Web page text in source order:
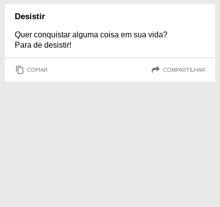
Desistir
Quer conquistar alguma coisa em sua vida?
Para de desistir!
COPIAR COMPARTILHAR